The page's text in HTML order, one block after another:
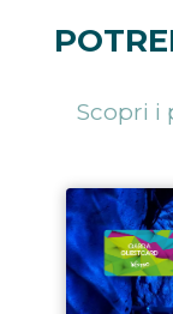
Scopri i